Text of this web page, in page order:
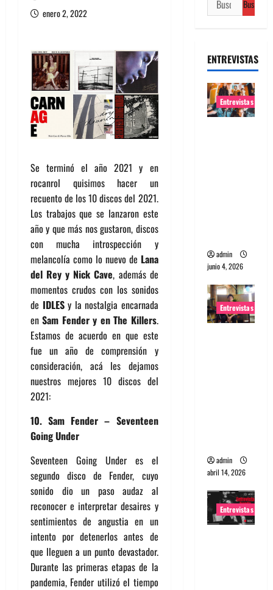
enero 2, 2022
Se terminó el año 2021 y en
rocanrol quisimos hacer un
recuento de los 10 discos del 2021.
Los trabajos que se lanzaron este
año y que más nos gustaron, discos
con mucha introspección y
melancolía como lo nuevo de Lana
del Rey y Nick Cave, además de
momentos crudos con los sonidos
de IDLESy la nostalgia encarnada
enSam Fender y en The Killers.
Estamos de acuerdo en que este
fue un año de comprensión y
consideración, acá les dejamos
nuestros mejores 10 discos del
2021:
10. Sam Fender – Seventeen
Going Under
Seventeen Going Under es el
segundo disco de Fender, cuyo
sonido dio un paso audaz al
reconocer e interpretar desaires y
sentimientos de angustia en un
intento por detenerlos antes de
que lleguen a un punto devastador.
Durante las primeras etapas de la
pandemia, Fender utilizó el tiempo
ENTREVISTAS
Entrevistas
admin
junio 4, 2026
Entrevistas
admin
abril 14, 2026
Entrevistas